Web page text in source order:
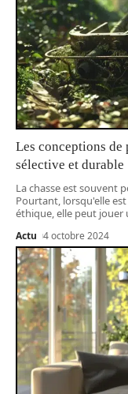
Les conceptions de
sélective et durable
La chasse est souvent
Pourtant, lorsqu'elle
éthique, elle peut jouer
Actu 4 octobre 2024